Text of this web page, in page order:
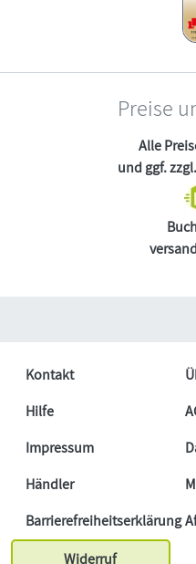
Preise
Alle
und ggf. zzgl.
Kontakt
Hilfe
Impressum
Händler
Barrierefreiheitserklärung
Widerruf